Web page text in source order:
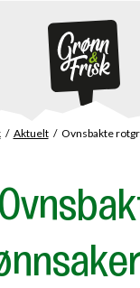
Aktuelt Ovnsbakte